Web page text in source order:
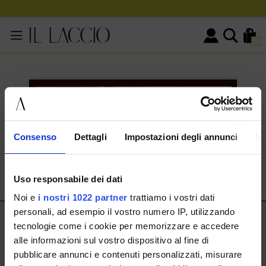
Consenso Dettagli Impostazioni degli annunci
Uso responsabile dei dati
Noi e i nostri 1022 partner trattiamo i vostri dati
personali, ad esempio il vostro numero IP, utilizzando
tecnologie come i cookie per memorizzare e accedere
alle informazioni sul vostro dispositivo al fine di
pubblicare annunci e contenuti personalizzati, misurare
0
KONTAKTINFORMATIONEN
Via Cassala 20 25126 Brescia
+393291008001
IL LACCIO
IL LACCIO